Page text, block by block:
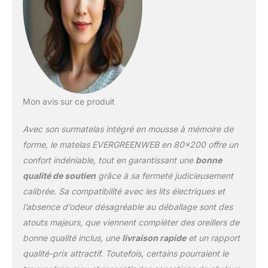
sommier ou de lit.
Housse blanche, Oreiller
cervical en Mousse à
Mémoire de Forme
GRATUIT
valeur de 30€!- Modèle
Mémoire de Forme et
Mousse d’Eau
Orthopédique.
Certification CE
Certifié OEKO-TEX
Standard 100 Classe 1 et
ISO 9001. Nos produits
sont garantis sans
substances nocives pour
la santé et
l'environnement, avec
Mon avis sur ce produit
Avec son surmatelas intégré en mousse à mémoire de
forme, le matelas EVERGREENWEB en 80×200 offre un
confort indéniable, tout en garantissant une bonne
qualité de soutiengrâce à sa fermeté judicieusement
calibrée. Sa compatibilité avec les lits électriques et
l’absence d’odeur désagréable au déballage sont des
atouts majeurs, que viennent compléter des oreillers de
bonne qualité inclus, une livraison rapideet un rapport
qualité-prix attractif. Toutefois, certains pourraient le